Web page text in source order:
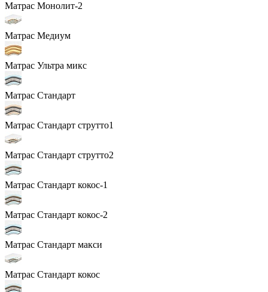
Матрас Монолит-2
Матрас Медиум
Матрас Ультра микс
Матрас Стандарт
Матрас Стандарт струтто1
Матрас Стандарт струтто2
Матрас Стандарт кокос-1
Матрас Стандарт кокос-2
Матрас Стандарт макси
Матрас Стандарт кокос